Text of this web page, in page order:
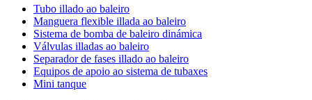
Tubo illado ao baleiro
Manguera flexible illada ao baleiro
Sistema de bomba de baleiro dinámica
Válvulas illadas ao baleiro
Separador de fases illado ao baleiro
Equipos de apoio ao sistema de tubaxes
Mini tanque